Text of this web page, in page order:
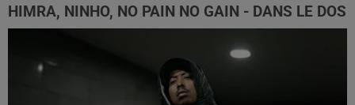
HIMRA, NINHO, NO PAIN NO GAIN - DANS LE DOS